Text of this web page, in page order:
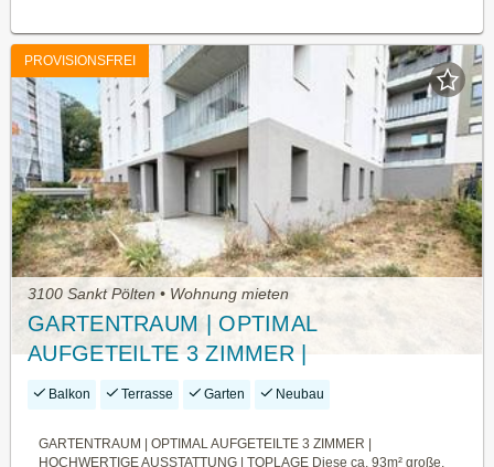
PROVISIONSFREI
3100 Sankt Pölten • Wohnung mieten
GARTENTRAUM | OPTIMAL
AUFGETEILTE 3 ZIMMER |
HOCHWERTIGE AUSSTATTUNG |
Balkon Terrasse Garten Neubau
GARTENTRAUM | OPTIMAL AUFGETEILTE 3 ZIMMER |
HOCHWERTIGE AUSSTATTUNG | TOPLAGE Diese ca. 93m² große,